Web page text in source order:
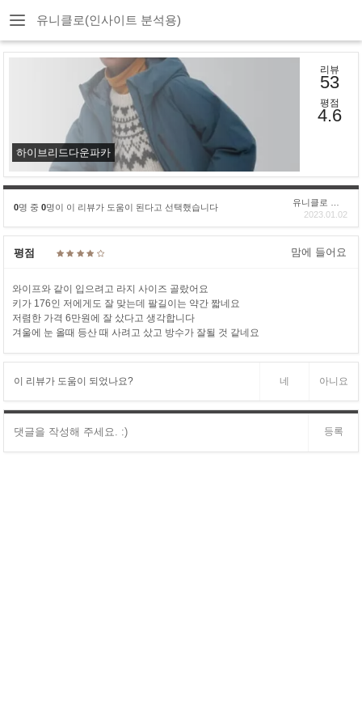
유니클로(인사이트 분석용)
하이브리드다운파카
리뷰
53
평점
4.6
0명 중 0명이 이 리뷰가 도움이 된다고 선택했습니다
2023.01.02
평점 맘에 들어요
와이프와 같이 입으려고 라지 사이즈 골랐어요
키가 176인 저에게도 잘 맞는데 팔길이는 약간 짧네요
저렴한 가격 6만원에 잘 샀다고 생각합니다
겨울에 눈 올때 등산 때 사려고 샀고 방수가 잘될 것 같네요
이 리뷰가 도움이 되었나요? 네 아니요
등록